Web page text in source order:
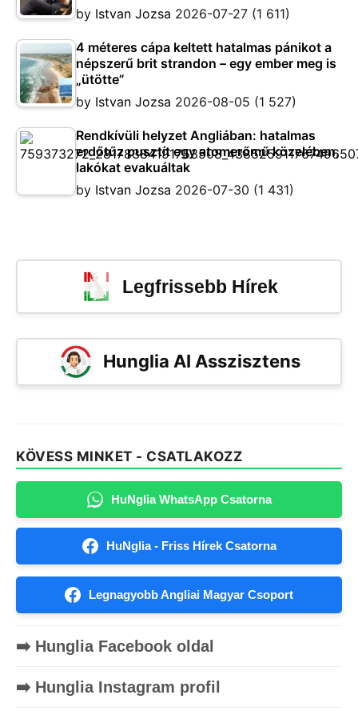
by Istvan Jozsa 2026-07-27 (1 611)
4 méteres cápa keltett hatalmas pánikot a
népszerű brit strandon – egy ember meg is
„ütötte”
by Istvan Jozsa 2026-08-05 (1 527)
Rendkívüli helyzet Angliában: hatalmas
erdőtűz pusztít egy atomerőmű közelében,
lakókat evakuáltak
by Istvan Jozsa 2026-07-30 (1 431)
Legfrissebb Hírek
Hunglia AI Asszisztens
KÖVESS MINKET - CSATLAKOZZ
HuNglia WhatsApp Csatorna
HuNglia - Friss Hírek Csatorna
Legnagyobb Angliai Magyar Csoport
➡️ Hunglia Facebook oldal
➡️ Hunglia Instagram profil